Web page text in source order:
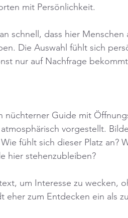
mit Persönlichkeit.
schnell, dass hier Menschen
Die Auswahl fühlt sich
nur auf Nachfrage
nüchterner Guide mit
vorgestellt.
fühlt sich dieser Platz an?
hier stehenzubleiben?
um Interesse zu wecken,
eher zum Entdecken ein als